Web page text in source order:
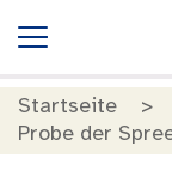
Startseite
Probe der